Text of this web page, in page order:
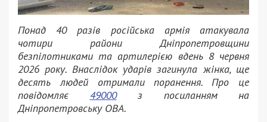
Понад 40 разів російська армія атакувала
чотири райони Дніпропетровщини
безпілотниками та артилерією вдень 8 червня
2026 року. Внаслідок ударів загинула жінка, ще
десять людей отримали поранення. Про це
повідомляє 49000з посиланням на
Дніпропетровську ОВА.